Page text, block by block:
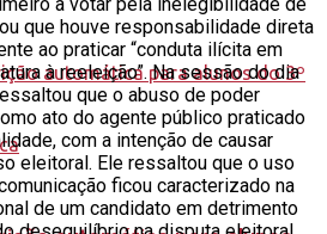
a votar pela inelegibilidade de
que houve responsabilidade direta
ao praticar “conduta ilícita em
à reeleição”. Na sessão do dia
que o abuso de poder
ato do agente público praticado
com a intenção de causar
eleitoral. Ele ressaltou que o uso
ficou caracterizado na
de um candidato em detrimento